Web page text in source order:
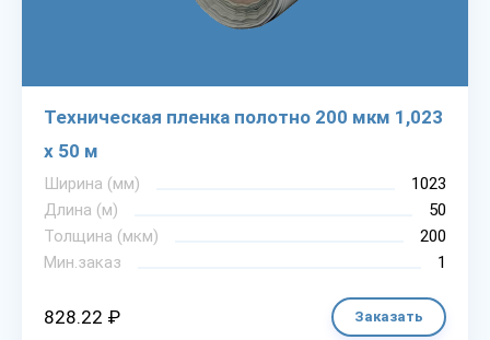
Техническая пленка полотно 200 мкм 1,023
х 50 м
Ширина (мм)
1023
Длина (м)
50
Толщина (мкм)
200
Мин.заказ
1
828.22 ₽ Заказать